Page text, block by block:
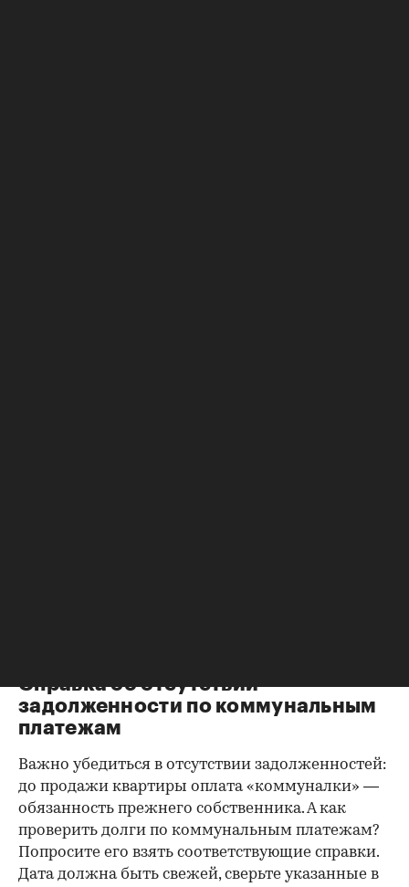
Справка об отсутствии
задолженности по коммунальным
платежам
Важно убедиться в отсутствии задолженностей:
до продажи квартиры оплата «коммуналки» —
обязанность прежнего собственника. А как
проверить долги по коммунальным платежам?
Попросите его взять соответствующие справки.
Дата должна быть свежей, сверьте указанные в